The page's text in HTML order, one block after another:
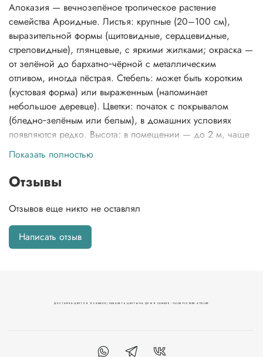
Алоказия — вечнозелёное тропическое растение
семейства Ароидные. Листья: крупные (20–100 см),
выразительной формы (щитовидные, сердцевидные,
стреловидные), глянцевые, с яркими жилками; окраска —
от зелёной до бархатно‑чёрной с металлическим
отливом, иногда пёстрая. Стебель: может быть коротким
(кустовая форма) или выраженным (напоминает
небольшое деревце). Цветки: початок с покрывалом
(бледно‑зелёным или белым), в домашних условиях
появляются редко. Высота: в помещении — до 2 м, чаще
30–40 см (зависит от вида). Особенности: выделяет
капли воды при высокой влажности («плачет»), очищает
воздух; все части растения ядовиты.
Показать полностью
Отзывы
Отзывов еще никто не оставлял
Написать отзыв
ДОСТАВКА ЦВЕТОВ В САМАРЕ | ЗАКАЗАТЬ ЦВЕТЫ НА ДОМ В САМАРЕ - JULES FLOWER ATELIER